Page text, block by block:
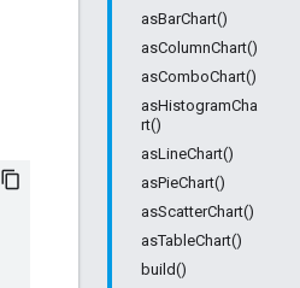
asBarChart()
asColumnChart()
asComboChart()
asHistogramCha
rt()
asLineChart()
asPieChart()
asScatterChart()
asTableChart()
build()